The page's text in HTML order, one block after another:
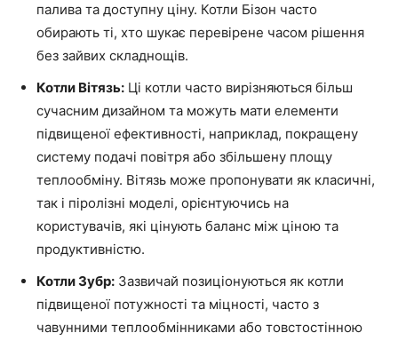
палива та доступну ціну. Котли Бізон часто
обирають ті, хто шукає перевірене часом рішення
без зайвих складнощів.
Котли Вітязь: Ці котли часто вирізняються більш
сучасним дизайном та можуть мати елементи
підвищеної ефективності, наприклад, покращену
систему подачі повітря або збільшену площу
теплообміну. Вітязь може пропонувати як класичні,
так і піролізні моделі, орієнтуючись на
користувачів, які цінують баланс між ціною та
продуктивністю.
Котли Зубр: Зазвичай позиціонуються як котли
підвищеної потужності та міцності, часто з
чавунними теплообмінниками або товстостінною